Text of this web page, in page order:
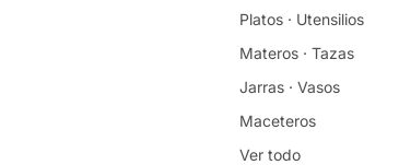
Platos · Utensilios
Materos · Tazas
Jarras · Vasos
Maceteros
Ver todo